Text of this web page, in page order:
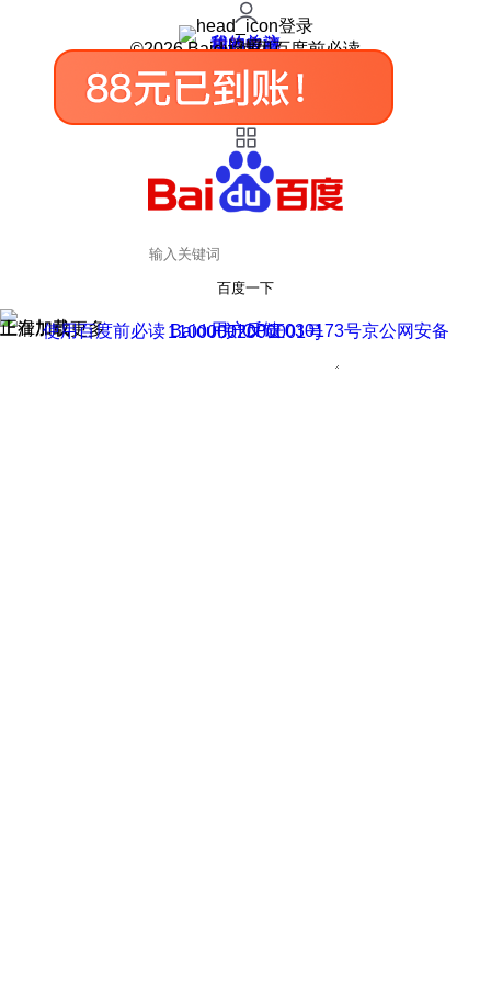
登录
我的关注
我的收藏
皮肤中心
用户反馈
设置
©2026 Baidu 使用百度前必读
百度一下
正在加载
上滑加载更多 用户反馈
使用百度前必读 Baidu 京ICP证030173号
京公网安备11000002000001号